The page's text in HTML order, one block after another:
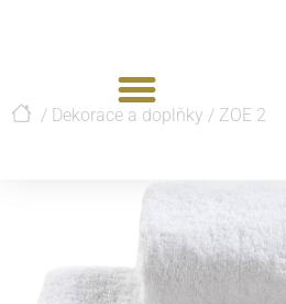
/ Dekorace a doplňky / ZOE 2